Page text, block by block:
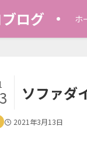
ログ ホ
ソファダ
2021年3月13日